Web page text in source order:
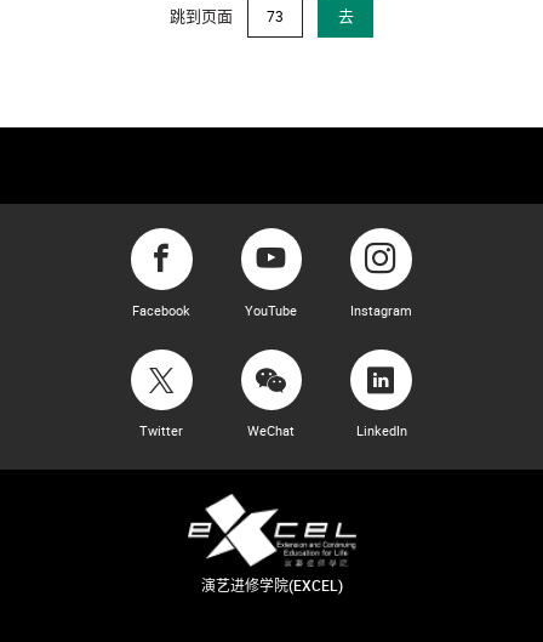
跳到页面 去
Facebook YouTube Instagram
Twitter WeChat LinkedIn
演艺进修学院(EXCEL)